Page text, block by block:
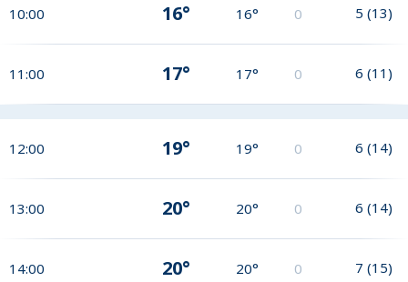
10:00 16° 16° 0 5 (13)
11:00 17° 17° 0 6 (11)
12:00 19° 19° 0 6 (14)
13:00 20° 20° 0 6 (14)
14:00 20° 20° 0 7 (15)